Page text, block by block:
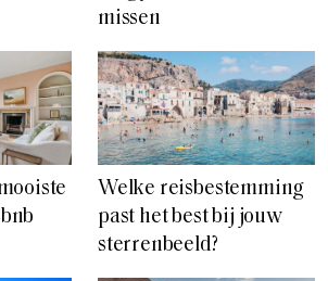
missen
Welke reisbestemming
past het best bij jouw
sterrenbeeld?